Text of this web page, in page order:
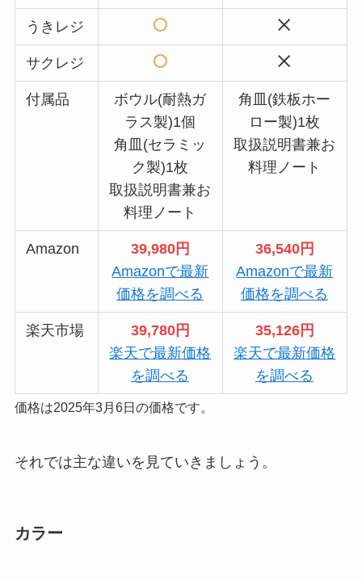
うきレジ
サクレジ
付属品
ボウル(耐熱ガ
ラス製)1個
角皿(セラミッ
ク製)1枚
取扱説明書兼お
料理ノート
角皿(鉄板ホー
ロー製)1枚
取扱説明書兼お
料理ノート
Amazon
39,980円
Amazonで最新
価格を調べる
36,540円
Amazonで最新
価格を調べる
楽天市場
39,780円
楽天で最新価格
を調べる
35,126円
楽天で最新価格
を調べる
価格は2025年3月6日の価格です。
それでは主な違いを見ていきましょう。
カラー